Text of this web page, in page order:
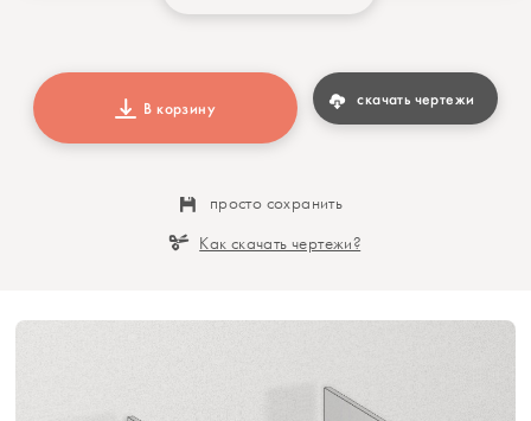
В корзину скачать чертежи
просто сохранить
Как скачать чертежи?